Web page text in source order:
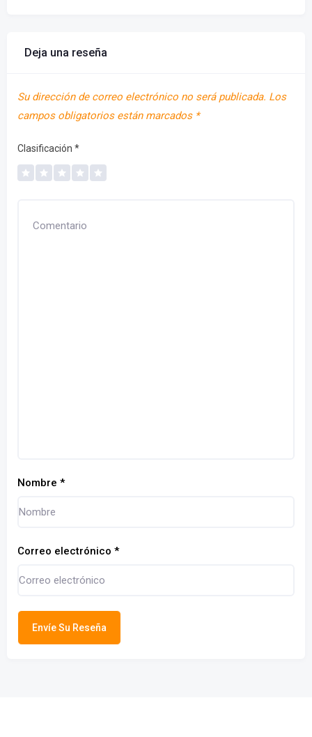
Deja una reseña
Su dirección de correo electrónico no será publicada. Los
campos obligatorios están marcados *
Clasificación *
Nombre *
Correo electrónico *
Envíe Su Reseña